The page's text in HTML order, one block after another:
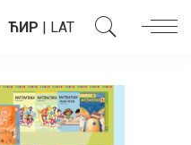
ЋИР | LAT